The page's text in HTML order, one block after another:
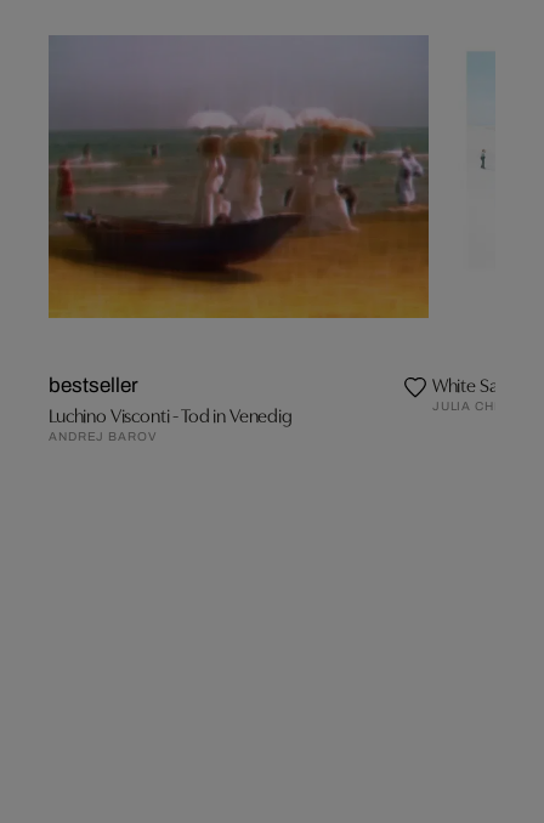
bestseller
Luchino Visconti - Tod in Venedig
ANDREJ BAROV
White Sands
JULIA CHRISTE